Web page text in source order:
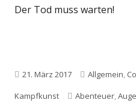
Der Tod muss warten!
Veröffentlicht
am
21. März 2017 Kategorien
Allgemein,
Kampfkunst
Schlagwörter
Abenteuer,